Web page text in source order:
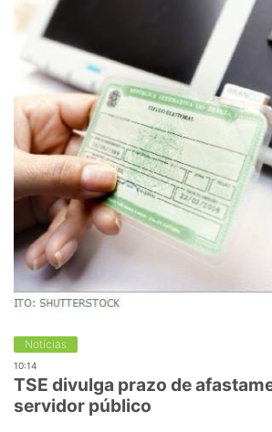
Notícias
10:14
TSE divulga prazo de
servidor público